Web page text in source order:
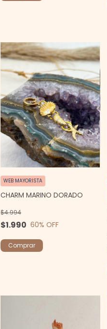
CHARM MARINO DORADO
$1.990
$4.994
60% OFF
WEB MAYORISTA
Comprar